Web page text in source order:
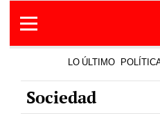
LO ÚLTIMO
Sociedad